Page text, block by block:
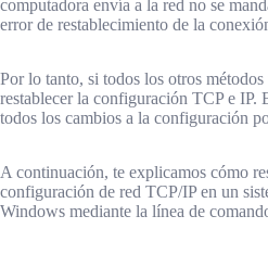
computadora envía a la red no se
error de restablecimiento de la
Por lo tanto, si todos los otros
restablecer la configuración TCP e IP.
todos los cambios a la configuración
A continuación, te explicamos cómo
configuración de red TCP/IP en un
Windows mediante la línea de